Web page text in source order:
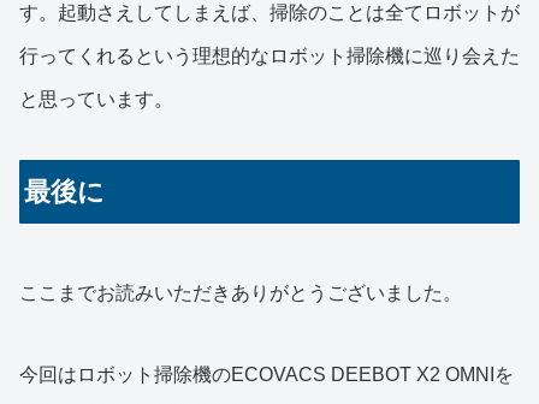
す。起動さえしてしまえば、掃除のことは全てロボットが
行ってくれるという理想的なロボット掃除機に巡り会えた
と思っています。
最後に
ここまでお読みいただきありがとうございました。
今回はロボット掃除機のECOVACS DEEBOT X2 OMNIを